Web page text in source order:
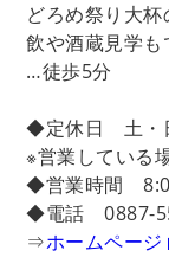
どろめ祭り大
飲や酒蔵見学も
…徒歩5分
◆定休日 土・
※営業している
◆営業時間
◆電話 0887-
⇒ホームページ